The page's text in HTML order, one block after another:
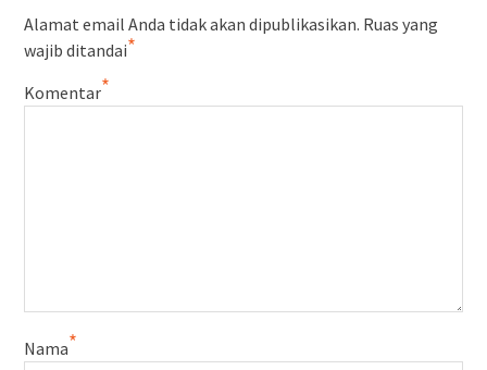
Alamat email Anda tidak akan dipublikasikan. Ruas yang
wajib ditandai*
Komentar*
Nama*